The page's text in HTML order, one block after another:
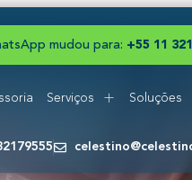
mudou para: +55 1 1 321
Serviços Soluções